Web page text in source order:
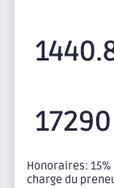
Honoraires: 15%
charge du